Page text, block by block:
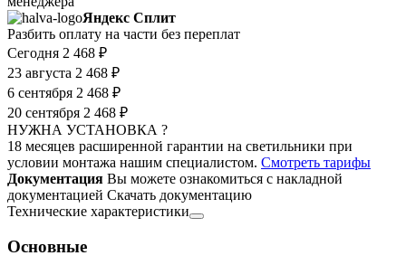
Яндекс Сплит
Разбить оплату на части без переплат
Сегодня 2 468 ₽
23 августа 2 468 ₽
6 сентября 2 468 ₽
20 сентября 2 468 ₽
НУЖНА УСТАНОВКА ?
18 месяцев расширенной гарантии на светильники при
условии монтажа нашим специалистом. Смотреть тарифы
Документация Вы можете ознакомиться с накладной
документацией Скачать документацию
Технические характеристики
Основные